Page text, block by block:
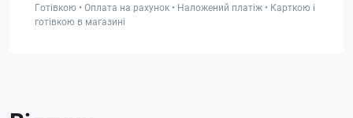
Готівкою • Оплата на рахунок • Наложений платіж • Карткою і
готівкою в магазині